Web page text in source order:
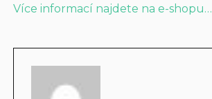
Více informací najdete na e-shopu…